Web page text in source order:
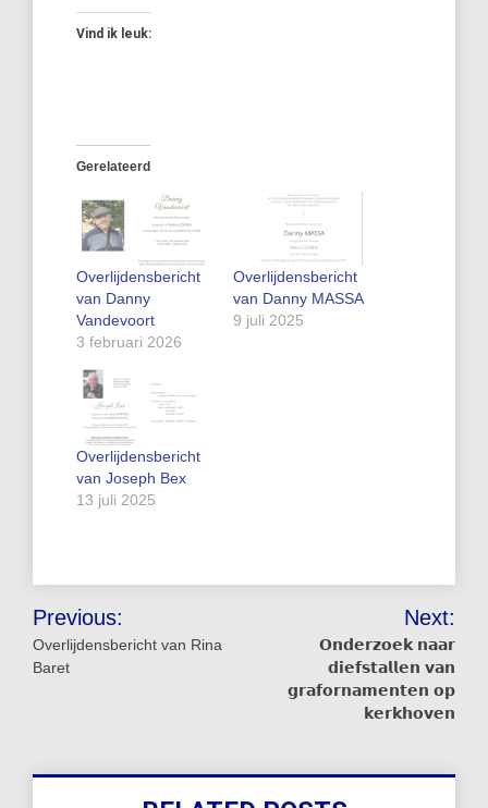
Vind ik leuk:
Gerelateerd
Overlijdensbericht
van Danny
Vandevoort
3 februari 2026
Overlijdensbericht
van Danny MASSA
9 juli 2025
Overlijdensbericht
van Joseph Bex
13 juli 2025
Bericht
navigatie
Previous:
Overlijdensbericht van Rina
Baret
Next:
𝗢𝗻𝗱𝗲𝗿𝘇𝗼𝗲𝗸 𝗻𝗮𝗮𝗿
𝗱𝗶𝗲𝗳𝘀𝘁𝗮𝗹𝗹𝗲𝗻 𝘃𝗮𝗻
𝗴𝗿𝗮𝗳𝗼𝗿𝗻𝗮𝗺𝗲𝗻𝘁𝗲𝗻 𝗼𝗽
𝗸𝗲𝗿𝗸𝗵𝗼𝘃𝗲𝗻